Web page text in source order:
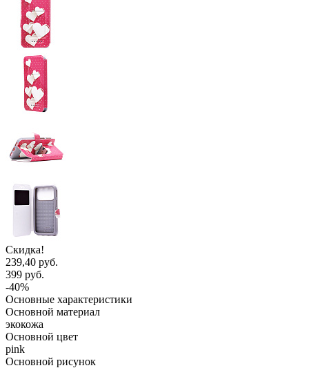
Скидка!
239,40 руб.
399 руб.
-40%
Основные характеристики
Основной материал
экокожа
Основной цвет
pink
Основной рисунок